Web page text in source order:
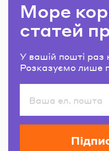
Море
статей
У вашій пошті раз
Розказуємо лише